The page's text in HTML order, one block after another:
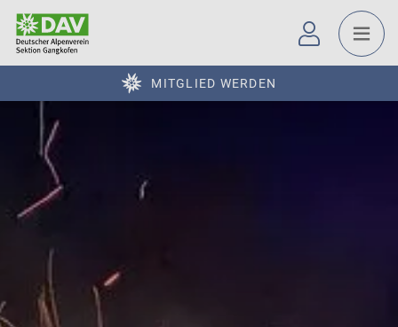
MITGLIED WERDEN